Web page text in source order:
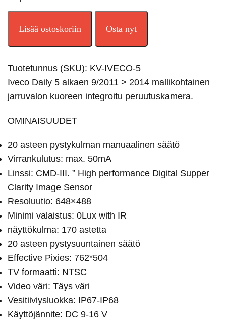
Lisää ostoskoriin Osta nyt
Tuotetunnus (SKU): KV-IVECO-5
Iveco Daily 5 alkaen 9/2011 > 2014 mallikohtainen
jarruvalon kuoreen integroitu peruutuskamera.
OMINAISUUDET
20 asteen pystykulman manuaalinen säätö
Virrankulutus: max. 50mA
Linssi: CMD-III. ” High performance Digital Supper
Clarity Image Sensor
Resoluutio: 648×488
Minimi valaistus: 0Lux with IR
näyttökulma: 170 astetta
20 asteen pystysuuntainen säätö
Effective Pixies: 762*504
TV formaatti: NTSC
Video väri: Täys väri
Vesitiiviysluokka: IP67-IP68
Käyttöjännite: DC 9-16 V